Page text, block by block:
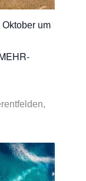
Oktober um